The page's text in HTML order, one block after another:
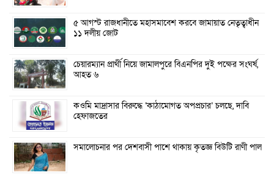
৫ আগস্ট রাজধানীতে মহাসমাবেশ করবে জামায়াত নেতৃত্বাধীন
১১ দলীয় জোট
চেয়ারম্যান প্রার্থী নিয়ে জামালপুরে বিএনপির দুই পক্ষের সংঘর্ষ,
আহত ৬
কওমি মাদ্রাসার বিরুদ্ধে ‘কাঠামোগত অপপ্রচার’ চলছে, দাবি
হেফাজতের
সমালোচনার পর দেশবাসী পাশে থাকায় কৃতজ্ঞ বিউটি রাণী পাল